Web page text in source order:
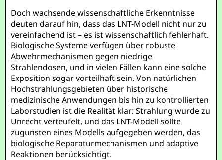
Doch wachsende wissenschaftliche Erkenntnisse
deuten darauf hin, dass das LNT-Modell nicht nur zu
vereinfachend ist – es ist wissenschaftlich fehlerhaft.
Biologische Systeme verfügen über robuste
Abwehrmechanismen gegen niedrige
Strahlendosen, und in vielen Fällen kann eine solche
Exposition sogar vorteilhaft sein. Von natürlichen
Hochstrahlungsgebieten über historische
medizinische Anwendungen bis hin zu kontrollierten
Laborstudien ist die Realität klar: Strahlung wurde zu
Unrecht verteufelt, und das LNT-Modell sollte
zugunsten eines Modells aufgegeben werden, das
biologische Reparaturmechanismen und adaptive
Reaktionen berücksichtigt.